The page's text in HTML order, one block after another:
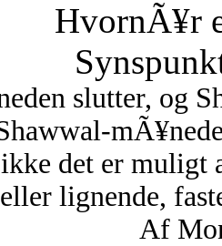
HvornÃ¥r
slutter, og
det er
eller lignende,
Af